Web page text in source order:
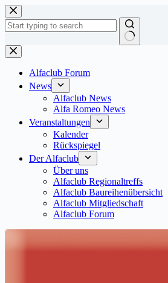
Zum
Inhalt
springen
Keine
Ergebnisse
Alfaclub Forum
News
Alfaclub News
Alfa Romeo News
Veranstaltungen
Kalender
Rückspiegel
Der Alfaclub
Über uns
Alfaclub Regionaltreffs
Alfaclub Baureihenübersicht
Alfaclub Mitgliedschaft
Alfaclub Forum